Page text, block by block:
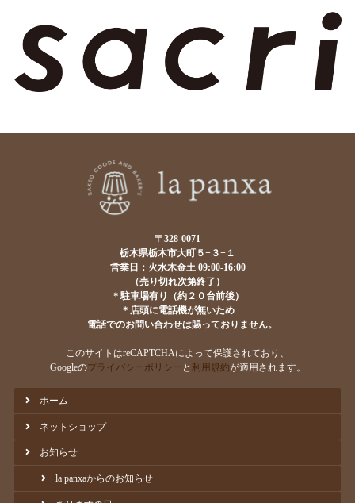
〒328-0071
栃木県栃木市大町５−３−１
営業日：火水木金土 09:00-16:00
（売り切れ次第終了）
＊駐車場有り（約２０台前後）
＊店頭に電話機が無いため
電話でのお問い合わせは賜っておりません。
このサイトはreCAPTCHAによって保護されており、
Googleのプライバシーポリシー と 利用規約が適用されます。
ホーム
ネットショップ
お知らせ
la panxaからのお知らせ